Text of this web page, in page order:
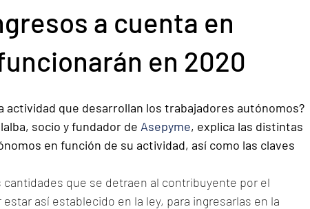
a cuenta en
en 2020
actividad que desarrollan los trabajadores autónomos?
socio y fundador de Asepyme, explica las distintas
en función de su actividad, así como las claves
que se detraen al contribuyente por el
así establecido en la ley, para ingresarlas en la